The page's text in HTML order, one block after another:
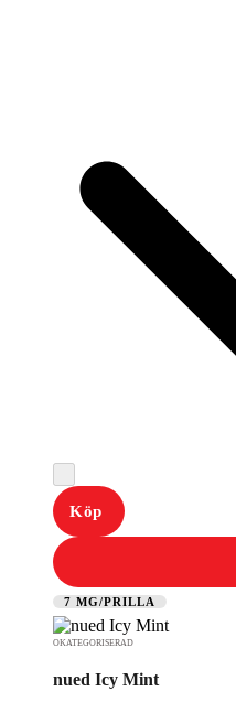
Köp
7 MG/PRILLA
OKATEGORISERAD
nued Icy Mint